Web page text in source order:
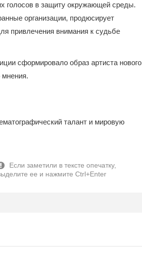
голосов в защиту окружающей среды.
организации, продюсирует
привлечения внимания к судьбе
сформировало образ артиста нового
мнения.
талант и мировую